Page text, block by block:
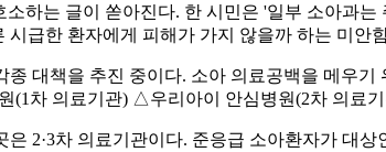
소하는 글이 쏟아진다. 한 시민은 '일부 소아과
시급한 환자에게 피해가 가지 않을까 하는 미안
종 대책을 추진 중이다. 소아 의료공백을 메우
(1차 의료기관) △우리아이 안심병원(2차 의료
2·3차 의료기관이다. 준응급 소아환자가 대